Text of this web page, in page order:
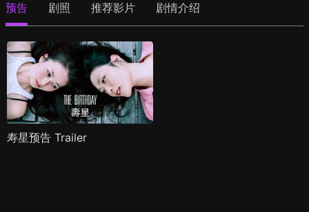
预告 剧照 推荐影片 剧情介绍
寿星预告 Trailer